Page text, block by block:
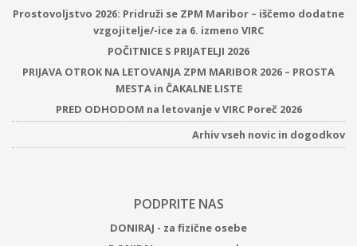
Prostovoljstvo 2026: Pridruži se ZPM Maribor – iščemo dodatne
vzgojitelje/-ice za 6. izmeno VIRC
POČITNICE S PRIJATELJI 2026
PRIJAVA OTROK NA LETOVANJA ZPM MARIBOR 2026 – PROSTA
MESTA in ČAKALNE LISTE
PRED ODHODOM na letovanje v VIRC Poreč 2026
Arhiv vseh novic in dogodkov
PODPRITE NAS
DONIRAJ - za fizične osebe